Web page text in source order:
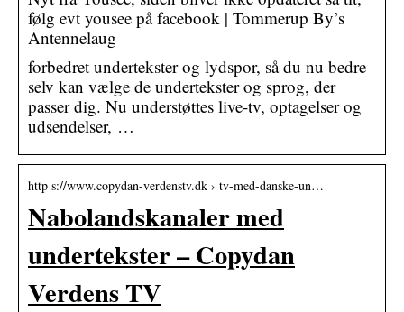
følg evt yousee på facebook | Tommerup By’s
Antennelaug
forbedret undertekster og lydspor, så du nu bedre
selv kan vælge de undertekster og sprog, der
passer dig. Nu understøttes live-tv, optagelser og
udsendelser, …
http s://www.copydan-verdenstv.dk › tv-med-danske-un…
Nabolandskanaler med
undertekster – Copydan
Verdens TV